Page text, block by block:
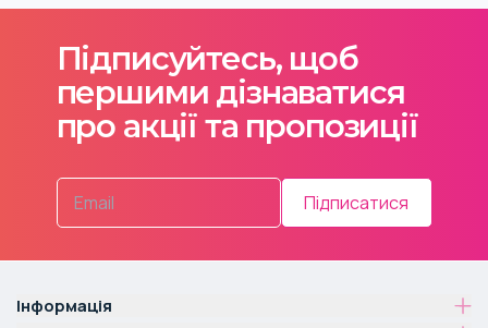
Підписуйтесь, щоб
першими дізнаватися
про акції та пропозиції
Підписатися
Інформація